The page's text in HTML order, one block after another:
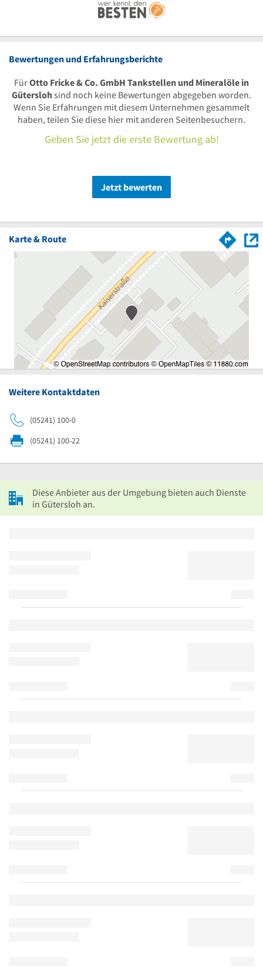
Bewertungen und Erfahrungsberichte
FürOtto Fricke & Co. GmbH Tankstellen und Mineralöle in
Güterslohsind noch keine Bewertungen abgegeben worden.
Wenn Sie Erfahrungen mit diesem Unternehmen gesammelt
haben, teilen Sie diese hier mit anderen Seitenbesuchern.
Geben Sie jetzt die erste Bewertung ab!
Jetzt bewerten
Karte & Route
Weitere Kontaktdaten
(05241) 100-0
(05241) 100-22
Diese Anbieter aus der Umgebung bieten auch Dienste
in Gütersloh an.